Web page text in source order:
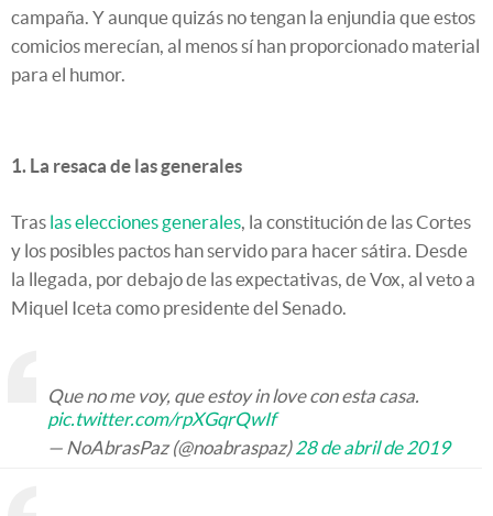
campaña. Y aunque quizás no tengan la enjundia que estos
comicios merecían, al menos sí han proporcionado material
para el humor.
1. La resaca de las generales
Tras las elecciones generales, la constitución de las Cortes
y los posibles pactos han servido para hacer sátira. Desde
la llegada, por debajo de las expectativas, de Vox, al veto a
Miquel Iceta como presidente del Senado.
Que no me voy, que estoy in love con esta casa.
pic.twitter.com/rpXGqrQwIf
— NoAbrasPaz (@noabraspaz)28 de abril de 2019